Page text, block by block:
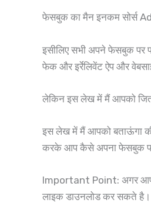
फेसबुक का मैन इनकम सोर्स
इसीलिए सभी अपने फेसबुक पर
फेक और इर्रेलिवेंट ऐप और
लेकिन इस लेख में मैं आपको
इस लेख में मैं आपको बताऊंगा
करके आप कैसे अपना फेसबुक
Important Point: अगर आप
लाइक डाउनलोड कर सकते है।